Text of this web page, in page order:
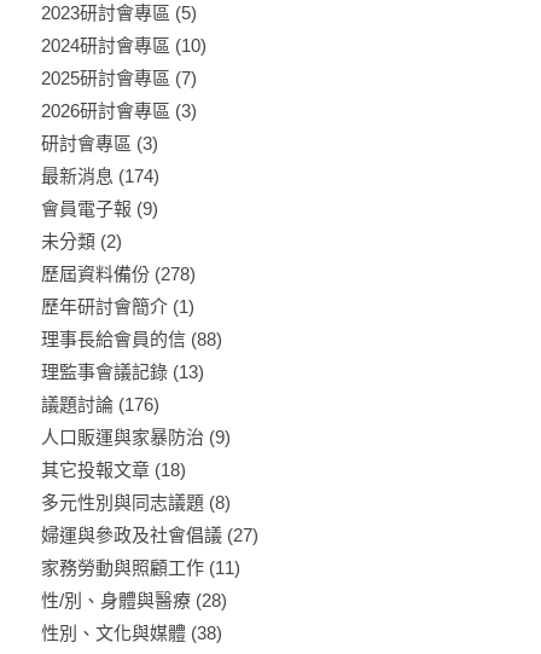
2023研討會專區 (5)
2024研討會專區 (10)
2025研討會專區 (7)
2026研討會專區 (3)
研討會專區 (3)
最新消息 (174)
會員電子報 (9)
未分類(2)
歷屆資料備份(278)
歷年研討會簡介(1)
理事長給會員的信(88)
理監事會議記錄(13)
議題討論(176)
人口販運與家暴防治 (9)
其它投報文章(18)
多元性別與同志議題(8)
婦運與參政及社會倡議(27)
家務勞動與照顧工作(11)
性/別、身體與醫療(28)
性別、文化與媒體(38)